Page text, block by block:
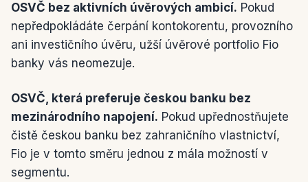
OSVČ bez aktivních úvěrových ambicí. Pokud
nepředpokládáte čerpání kontokorentu, provozního
ani investičního úvěru, užší úvěrové portfolio Fio
banky vás neomezuje.
OSVČ, která preferuje českou banku bez
mezinárodního napojení. Pokud upřednostňujete
čistě českou banku bez zahraničního vlastnictví,
Fio je v tomto směru jednou z mála možností v
segmentu.